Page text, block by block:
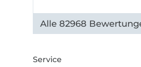
Alle 82968
Service